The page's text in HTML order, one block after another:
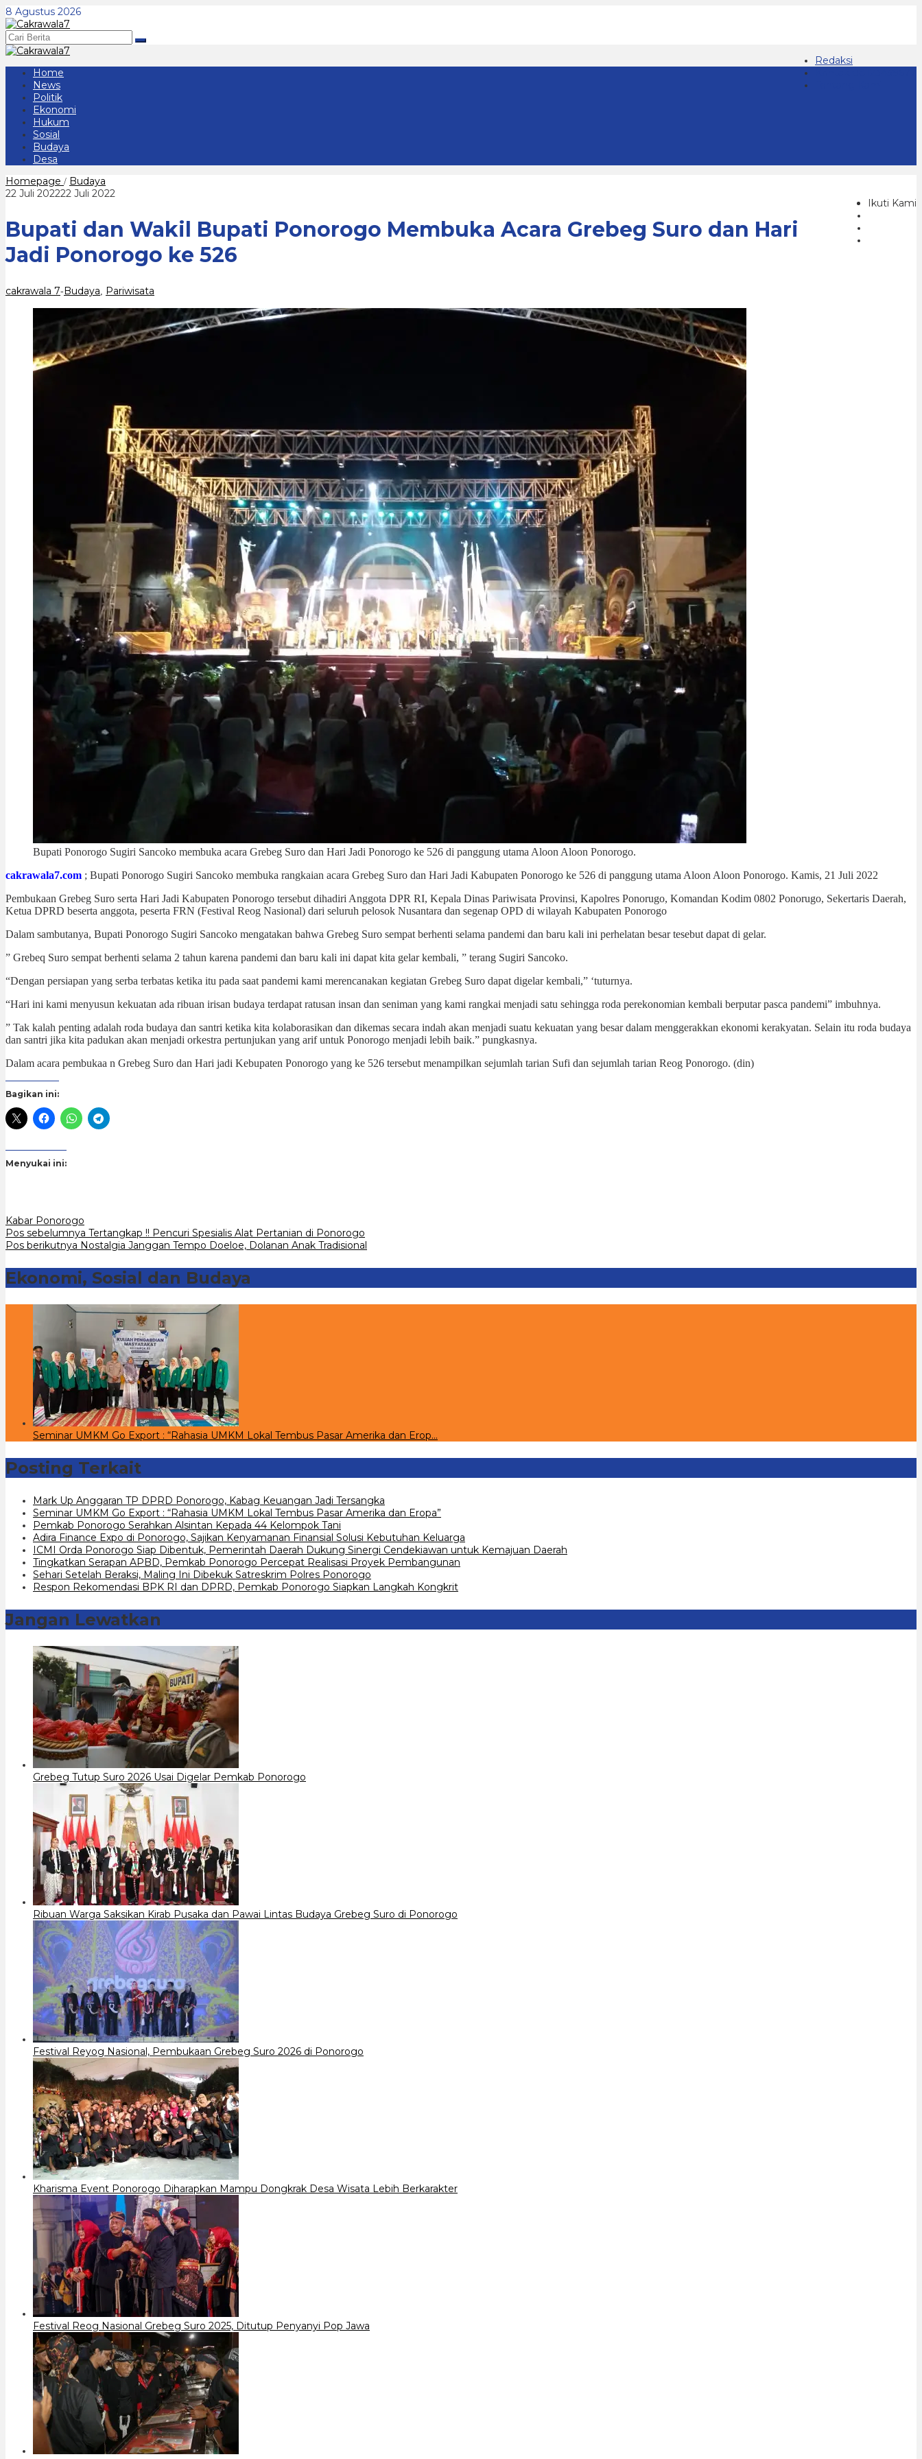
Lewati
ke
konten
8 Agustus 2026
Redaksi
Home
News
Politik
Ekonomi
Hukum
Sosial
Budaya
Desa
Homepage / Budaya
dan
Ponorogo
Membuka
Grebeg
Hari
Ponorogo
ke
526
Ikuti Kami
22 Juli 202222 Juli 2022
Bupati dan Wakil Bupati Ponorogo Membuka Acara Grebeg Suro dan Hari
Jadi Ponorogo ke 526
cakrawala 7-Budaya Pariwisata
Bupati Ponorogo Sugiri Sancoko membuka acara Grebeg Suro dan Hari Jadi Ponorogo ke 526 di panggung utama Aloon Aloon Ponorogo.
cakrawala7.com ; Bupati Ponorogo Sugiri Sancoko membuka rangkaian acara Grebeg Suro dan Hari Jadi Kabupaten Ponorogo ke 526 di panggung utama Aloon Aloon Ponorogo. Kamis, 21 Juli 2022
Pembukaan Grebeg Suro serta Hari Jadi Kabupaten Ponorogo tersebut dihadiri Anggota DPR RI, Kepala Dinas Pariwisata Provinsi, Kapolres Ponorugo, Komandan Kodim 0802 Ponorugo, Sekertaris Daerah,
Ketua DPRD beserta anggota, peserta FRN (Festival Reog Nasional) dari seluruh pelosok Nusantara dan segenap OPD di wilayah Kabupaten Ponorogo
Dalam sambutanya, Bupati Ponorogo Sugiri Sancoko mengatakan bahwa Grebeg Suro sempat berhenti selama pandemi dan baru kali ini perhelatan besar tesebut dapat di gelar.
” Grebeq Suro sempat berhenti selama 2 tahun karena pandemi dan baru kali ini dapat kita gelar kembali, ” terang Sugiri Sancoko.
“Dengan persiapan yang serba terbatas ketika itu pada saat pandemi kami merencanakan kegiatan Grebeg Suro dapat digelar kembali,” ‘tuturnya.
“Hari ini kami menyusun kekuatan ada ribuan irisan budaya terdapat ratusan insan dan seniman yang kami rangkai menjadi satu sehingga roda perekonomian kembali berputar pasca pandemi” imbuhnya.
” Tak kalah penting adalah roda budaya dan santri ketika kita kolaborasikan dan dikemas secara indah akan menjadi suatu kekuatan yang besar dalam menggerakkan ekonomi kerakyatan. Selain itu roda budaya
dan santri jika kita padukan akan menjadi orkestra pertunjukan yang arif untuk Ponorogo menjadi lebih baik.” pungkasnya.
Dalam acara pembukaa n Grebeg Suro dan Hari jadi Kebupaten Ponorogo yang ke 526 tersebut menampilkan sejumlah tarian Sufi dan sejumlah tarian Reog Ponorogo. (din)
Bagikan ini:
Menyukai ini:
Kabar Ponorogo
Navigasi
Pos sebelumnya Tertangkap !! Pencuri Spesialis Alat Pertanian di Ponorogo
Pos berikutnya Nostalgia Janggan Tempo Doeloe, Dolanan Anak Tradisional
Ekonomi, Sosial dan Budaya
Seminar UMKM Go Export : “Rahasia UMKM Lokal Tembus Pasar Amerika dan Erop…
Posting Terkait
Mark Up Anggaran TP DPRD Ponorogo, Kabag Keuangan Jadi Tersangka
Seminar UMKM Go Export : “Rahasia UMKM Lokal Tembus Pasar Amerika dan Eropa”
Pemkab Ponorogo Serahkan Alsintan Kepada 44 Kelompok Tani
Adira Finance Expo di Ponorogo, Sajikan Kenyamanan Finansial Solusi Kebutuhan Keluarga
ICMI Orda Ponorogo Siap Dibentuk, Pemerintah Daerah Dukung Sinergi Cendekiawan untuk Kemajuan Daerah
Tingkatkan Serapan APBD, Pemkab Ponorogo Percepat Realisasi Proyek Pembangunan
Sehari Setelah Beraksi, Maling Ini Dibekuk Satreskrim Polres Ponorogo
Respon Rekomendasi BPK RI dan DPRD, Pemkab Ponorogo Siapkan Langkah Kongkrit
Jangan Lewatkan
Grebeg Tutup Suro 2026 Usai Digelar Pemkab Ponorogo
Ribuan Warga Saksikan Kirab Pusaka dan Pawai Lintas Budaya Grebeg Suro di Ponorogo
Festival Reyog Nasional, Pembukaan Grebeg Suro 2026 di Ponorogo
Kharisma Event Ponorogo Diharapkan Mampu Dongkrak Desa Wisata Lebih Berkarakter
Festival Reog Nasional Grebeg Suro 2025, Ditutup Penyanyi Pop Jawa